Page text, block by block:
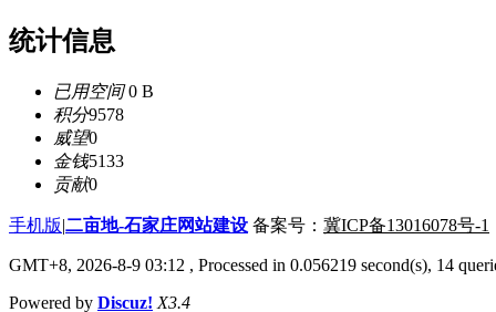
统计信息
已用空间0 B
积分9578
威望0
金钱5133
贡献0
手机版|二亩地-石家庄网站建设 备案号： 冀ICP备13016078号-1
GMT+8, 2026-8-9 03:12 , Processed in 0.056219 second(s), 14
Powered by Discuz! X3.4